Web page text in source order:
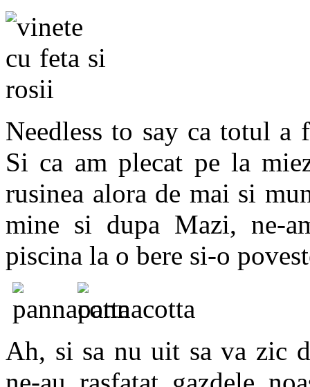
Needless to say ca totul a
Si ca am plecat pe la
rusinea alora de mai si
mine si dupa Mazi, ne-
piscina la o bere si-o
Ah, si sa nu uit sa va zic